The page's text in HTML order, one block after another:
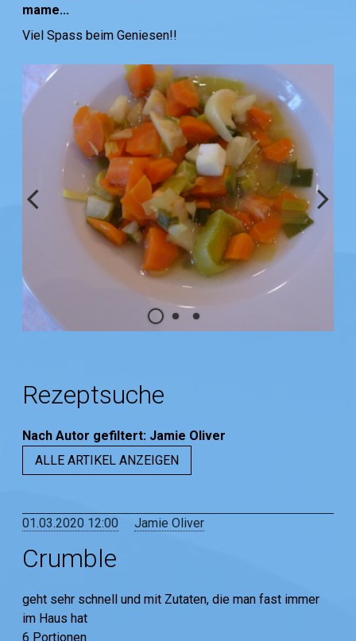
mame...
Viel Spass beim Geniesen!!
Rezeptsuche
Nach Autor gefiltert: Jamie Oliver
ALLE ARTIKEL ANZEIGEN
01.03.2020 12:00 Jamie Oliver
Crumble
geht sehr schnell und mit Zutaten, die man fast immer
im Haus hat
6 Portionen